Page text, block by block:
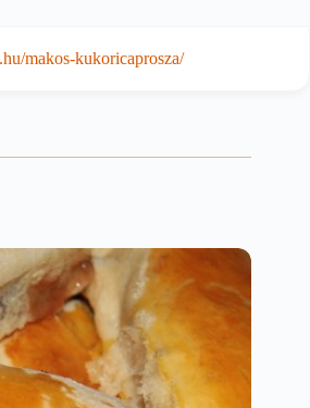
makos-kukoricaprosza/